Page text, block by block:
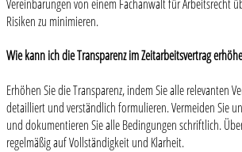
Vereinbarungen von einem Fachanwalt für Arbeitsrecht
Risiken zu minimieren.
Wie kann ich die Transparenz im Zeitarbeitsvertrag
Erhöhen Sie die Transparenz, indem Sie alle relevanten
detailliert und verständlich formulieren. Vermeiden Sie
und dokumentieren Sie alle Bedingungen schriftlich.
regelmäßig auf Vollständigkeit und Klarheit.